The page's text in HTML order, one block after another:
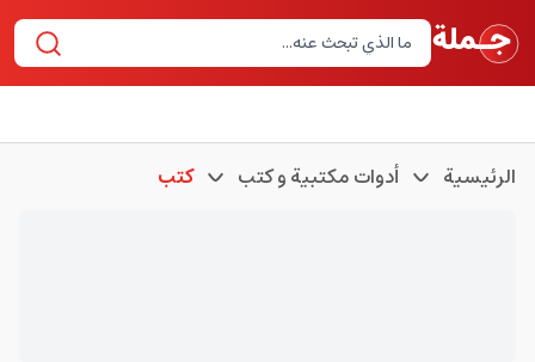
الرئيسية أدوات مكتبية و كتب كتب